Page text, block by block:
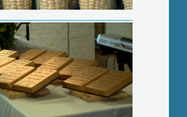
felmérést végez az
önkormányzat